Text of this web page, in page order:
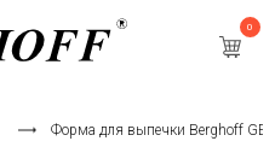
0
Форма для выпечки Berghoff